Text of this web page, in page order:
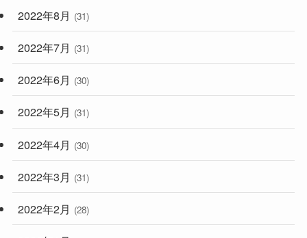
2022年8月 (31)
2022年7月 (31)
2022年6月 (30)
2022年5月 (31)
2022年4月 (30)
2022年3月 (31)
2022年2月 (28)